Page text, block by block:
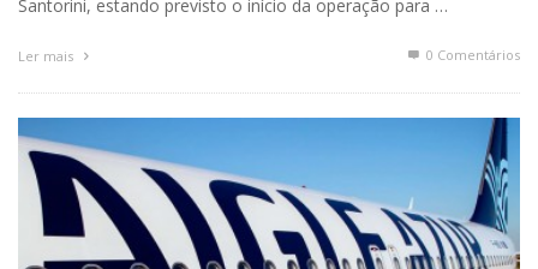
Santorini, estando previsto o início da operação para …
Ler mais 0 Comentários